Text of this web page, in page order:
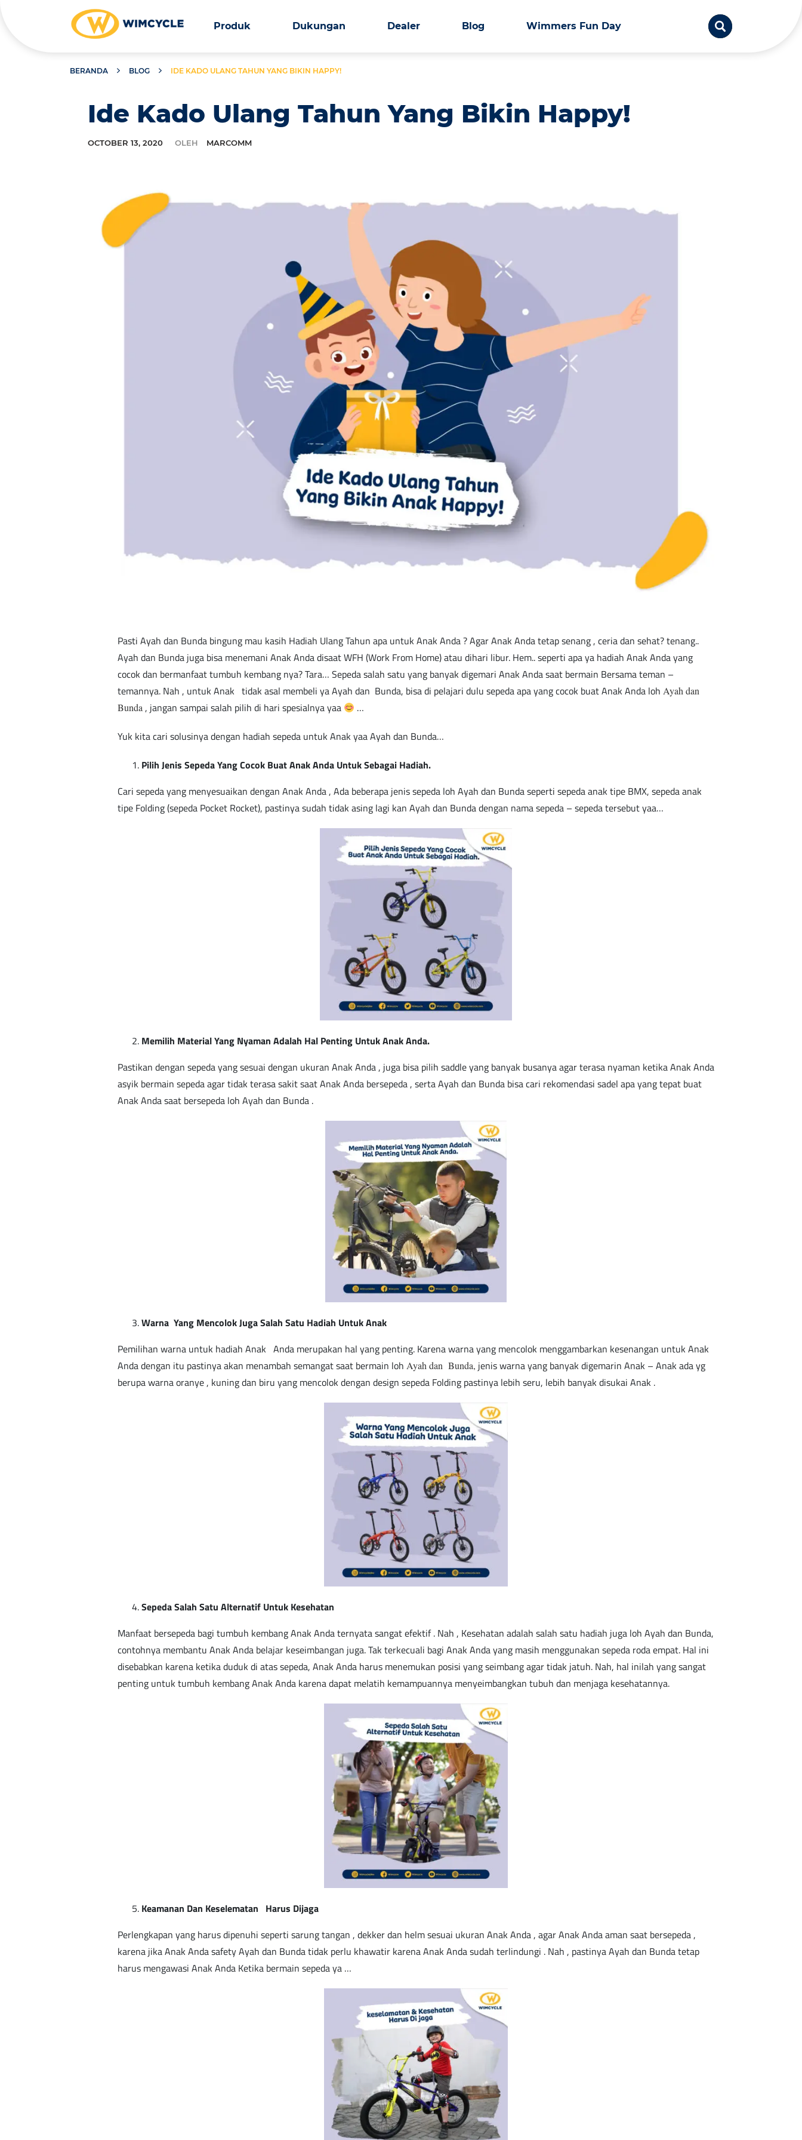
Produk Dukungan Dealer Blog Wimmers Fun Day
BERANDA BLOG IDE KADO ULANG TAHUN YANG BIKIN HAPPY!
Ide Kado Ulang Tahun Yang Bikin Happy!
OCTOBER 13, 2020 OLEH MARCOMM
Pasti Ayah dan Bunda bingung mau kasih Hadiah Ulang Tahun apa untuk Anak Anda ? Agar Anak Anda tetap senang , ceria dan sehat? tenang..
Ayah dan Bunda juga bisa menemani Anak Anda disaat WFH (Work From Home) atau dihari libur. Hem.. seperti apa ya hadiah Anak Anda yang
cocok dan bermanfaat tumbuh kembang nya? Tara… Sepeda salah satu yang banyak digemari Anak Anda saat bermain Bersama teman –
temannya. Nah , untuk Anak tidak asal membeli ya Ayah dan Bunda, bisa di pelajari dulu sepeda apa yang cocok buat Anak Anda loh Ayah dan
Bunda , jangan sampai salah pilih di hari spesialnya yaa
…
Yuk kita cari solusinya dengan hadiah sepeda untuk Anak yaa Ayah dan Bunda…
Pilih Jenis Sepeda Yang Cocok Buat Anak Anda Untuk Sebagai Hadiah.
Cari sepeda yang menyesuaikan dengan Anak Anda , Ada beberapa jenis sepeda loh Ayah dan Bunda seperti sepeda anak tipe BMX, sepeda anak
tipe Folding (sepeda Pocket Rocket), pastinya sudah tidak asing lagi kan Ayah dan Bunda dengan nama sepeda – sepeda tersebut yaa…
Memilih Material Yang Nyaman Adalah Hal Penting Untuk Anak Anda.
Pastikan dengan sepeda yang sesuai dengan ukuran Anak Anda , juga bisa pilih saddle yang banyak busanya agar terasa nyaman ketika Anak Anda
asyik bermain sepeda agar tidak terasa sakit saat Anak Anda bersepeda , serta Ayah dan Bunda bisa cari rekomendasi sadel apa yang tepat buat
Anak Anda saat bersepeda loh Ayah dan Bunda .
Warna Yang Mencolok Juga Salah Satu Hadiah Untuk Anak
Pemilihan warna untuk hadiah Anak Anda merupakan hal yang penting. Karena warna yang mencolok menggambarkan kesenangan untuk Anak
Anda dengan itu pastinya akan menambah semangat saat bermain loh Ayah dan Bunda, jenis warna yang banyak digemarin Anak – Anak ada yg
berupa warna oranye , kuning dan biru yang mencolok dengan design sepeda Folding pastinya lebih seru, lebih banyak disukai Anak .
Sepeda Salah Satu Alternatif Untuk Kesehatan
Manfaat bersepeda bagi tumbuh kembang Anak Anda ternyata sangat efektif . Nah , Kesehatan adalah salah satu hadiah juga loh Ayah dan Bunda,
contohnya membantu Anak Anda belajar keseimbangan juga. Tak terkecuali bagi Anak Anda yang masih menggunakan sepeda roda empat. Hal ini
disebabkan karena ketika duduk di atas sepeda, Anak Anda harus menemukan posisi yang seimbang agar tidak jatuh. Nah, hal inilah yang sangat
penting untuk tumbuh kembang Anak Anda karena dapat melatih kemampuannya menyeimbangkan tubuh dan menjaga kesehatannya.
Keamanan Dan Keselematan Harus Dijaga
Perlengkapan yang harus dipenuhi seperti sarung tangan , dekker dan helm sesuai ukuran Anak Anda , agar Anak Anda aman saat bersepeda ,
karena jika Anak Anda safety Ayah dan Bunda tidak perlu khawatir karena Anak Anda sudah terlindungi . Nah , pastinya Ayah dan Bunda tetap
harus mengawasi Anak Anda Ketika bermain sepeda ya …